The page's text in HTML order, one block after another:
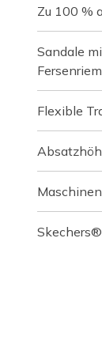
Zu 100 %
Sandale
Flexible